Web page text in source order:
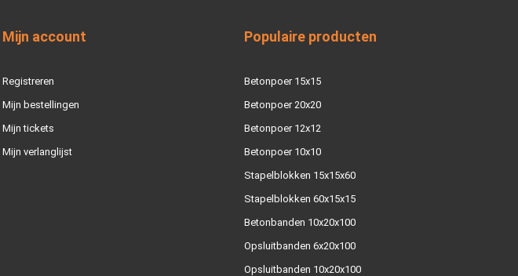
Mijn account
Registreren
Mijn bestellingen
Mijn tickets
Mijn verlanglijst
Populaire producten
Betonpoer 15x15
Betonpoer 20x20
Betonpoer 12x12
Betonpoer 10x10
Stapelblokken 15x15x60
Stapelblokken 60x15x15
Betonbanden 10x20x100
Opsluitbanden 6x20x100
Opsluitbanden 10x20x100